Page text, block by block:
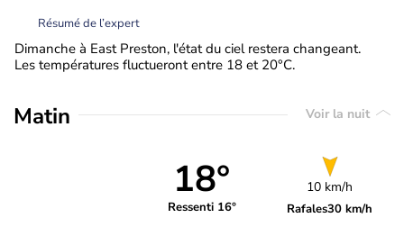
Résumé de l’expert
Dimanche à East Preston, l'état du ciel restera changeant.
Les températures fluctueront entre 18 et 20°C.
Matin Voir la nuit
18°
Ressenti 16°
10 km/h
Rafales30 km/h